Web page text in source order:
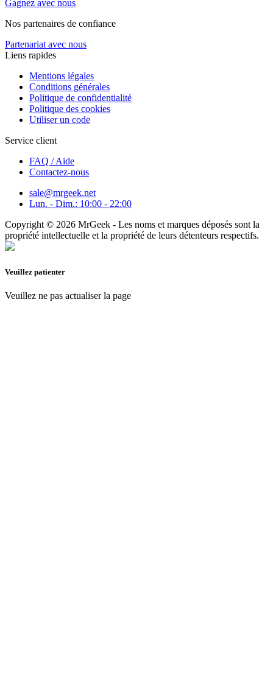
Gagnez avec nous
Nos partenaires de confiance
Partenariat avec nous
Liens rapides
Mentions légales
Conditions générales
Politique de confidentialité
Politique des cookies
Utiliser un code
Service client
FAQ / Aide
Contactez-nous
sale@mrgeek.net
Lun. - Dim.: 10:00 - 22:00
Copyright © 2026 MrGeek - Les noms et marques déposés sont la
propriété intellectuelle et la propriété de leurs détenteurs respectifs.
Veuillez patienter
Veuillez ne pas actualiser la page